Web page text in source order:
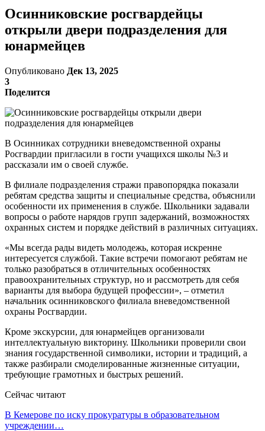
Осинниковские росгвардейцы
открыли двери подразделения для
юнармейцев
Опубликовано Дек 13, 2025
3
Поделится
В Осинниках сотрудники вневедомственной охраны
Росгвардии пригласили в гости учащихся школы №3 и
рассказали им о своей службе.
В филиале подразделения стражи правопорядка показали
ребятам средства защиты и специальные средства, объяснили
особенности их применения в службе. Школьники задавали
вопросы о работе нарядов групп задержаний, возможностях
охранных систем и порядке действий в различных ситуациях.
«Мы всегда рады видеть молодежь, которая искренне
интересуется службой. Такие встречи помогают ребятам не
только разобраться в отличительных особенностях
правоохранительных структур, но и рассмотреть для себя
варианты для выбора будущей профессии», – отметил
начальник осинниковского филиала вневедомственной
охраны Росгвардии.
Кроме экскурсии, для юнармейцев организовали
интеллектуальную викторину. Школьники проверили свои
знания государственной символики, истории и традиций, а
также разбирали смоделированные жизненные ситуации,
требующие грамотных и быстрых решений.
Сейчас читают
В Кемерове по иску прокуратуры в образовательном
учреждении…